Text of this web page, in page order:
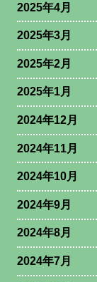
2025年4月
2025年3月
2025年2月
2025年1月
2024年12月
2024年11月
2024年10月
2024年9月
2024年8月
2024年7月